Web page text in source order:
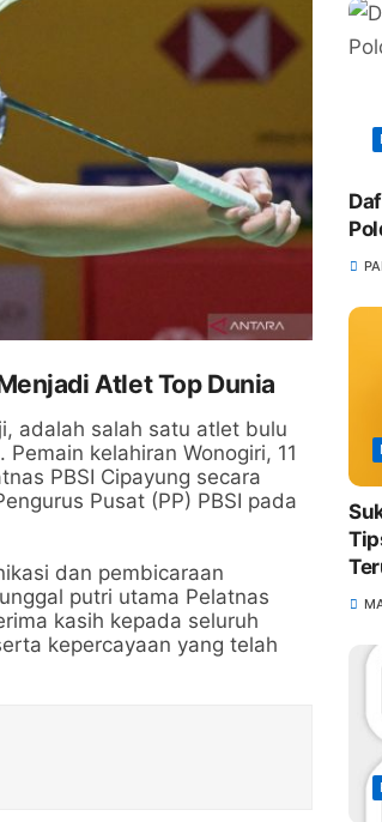
Atlet Top Dunia
adalah salah satu atlet bulu
kelahiran Wonogiri, 11
PBSI Cipayung secara
Pusat (PP) PBSI pada
dan pembicaraan
putri utama Pelatnas
kasih kepada seluruh
kepercayaan yang telah